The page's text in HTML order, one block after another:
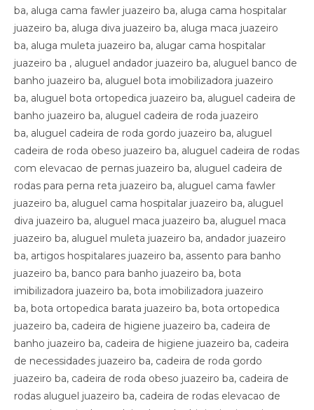
ba, aluga cama fawler juazeiro ba, aluga cama hospitalar
juazeiro ba, aluga diva juazeiro ba, aluga maca juazeiro
ba, aluga muleta juazeiro ba, alugar cama hospitalar
juazeiro ba , aluguel andador juazeiro ba, aluguel banco de
banho juazeiro ba, aluguel bota imobilizadora juazeiro
ba, aluguel bota ortopedica juazeiro ba, aluguel cadeira de
banho juazeiro ba, aluguel cadeira de roda juazeiro
ba, aluguel cadeira de roda gordo juazeiro ba, aluguel
cadeira de roda obeso juazeiro ba, aluguel cadeira de rodas
com elevacao de pernas juazeiro ba, aluguel cadeira de
rodas para perna reta juazeiro ba, aluguel cama fawler
juazeiro ba, aluguel cama hospitalar juazeiro ba, aluguel
diva juazeiro ba, aluguel maca juazeiro ba, aluguel maca
juazeiro ba, aluguel muleta juazeiro ba, andador juazeiro
ba, artigos hospitalares juazeiro ba, assento para banho
juazeiro ba, banco para banho juazeiro ba, bota
imibilizadora juazeiro ba, bota imobilizadora juazeiro
ba, bota ortopedica barata juazeiro ba, bota ortopedica
juazeiro ba, cadeira de higiene juazeiro ba, cadeira de
banho juazeiro ba, cadeira de higiene juazeiro ba, cadeira
de necessidades juazeiro ba, cadeira de roda gordo
juazeiro ba, cadeira de roda obeso juazeiro ba, cadeira de
rodas aluguel juazeiro ba, cadeira de rodas elevacao de